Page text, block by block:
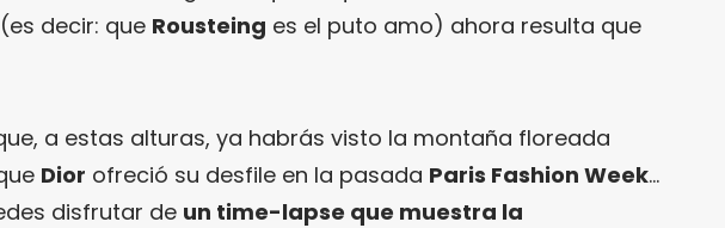
decir: que Rousteing es el puto amo) ahora resulta que
a estas alturas, ya habrás visto la montaña floreada
Dior ofreció su desfile en la pasada Paris Fashion Week…
disfrutar de un time-lapse que muestra la